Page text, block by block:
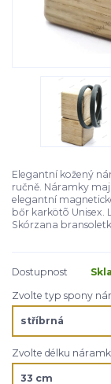
Elegantní kožený
ručně. Náramky
elegantní
bőr karkötõ Unisex.
Skórzana
Dostupnost
Zvolte typ spony
Zvolte délku